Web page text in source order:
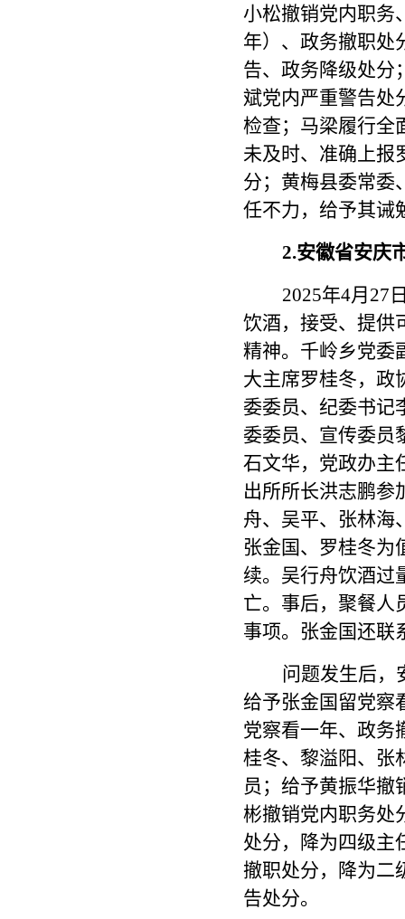
小松撤销党内职务
年）、政务撤职处
告、政务降级处分
斌党内严重警告处
检查；马梁履行全
未及时、准确上报
分；黄梅县委常委
任不力，给予其诫
2.安徽省安庆
2025年4月27
饮酒，接受、提供
精神。千岭乡党委
大主席罗桂冬，政
委委员、纪委书记
委委员、宣传委员
石文华，党政办主
出所所长洪志鹏参
舟、吴平、张林海
张金国、罗桂冬为
续。吴行舟饮酒过
亡。事后，聚餐人
事项。张金国还联
问题发生后，
给予张金国留党察
党察看一年、政务
桂冬、黎溢阳、张
员；给予黄振华撤
彬撤销党内职务处
处分，降为四级主
撤职处分，降为二
告处分。